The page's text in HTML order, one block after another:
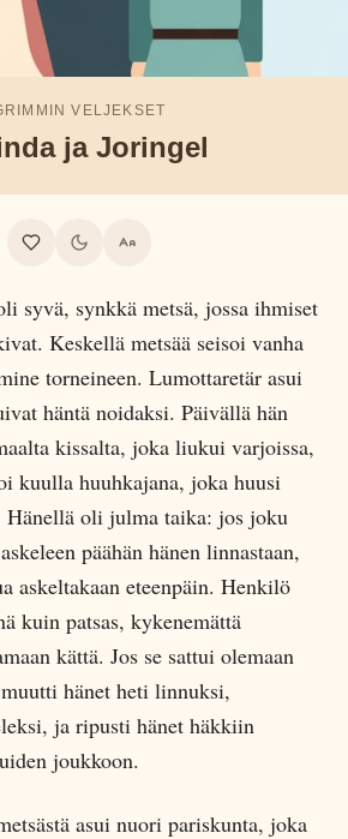
VELJEKSET
ja Joringel
syvä, synkkä metsä, jossa ihmiset
Keskellä metsää seisoi vanha
torneineen. Lumottaretär asui
häntä noidaksi. Päivällä hän
kissalta, joka liukui varjoissa,
kuulla huuhkajana, joka huusi
Hänellä oli julma taika: jos joku
päähän hänen linnastaan,
askeltakaan eteenpäin. Henkilö
kuin patsas, kykenemättä
kättä. Jos se sattui olemaan
hänet heti linnuksi,
ja ripusti hänet häkkiin
joukkoon.
asui nuori pariskunta, joka